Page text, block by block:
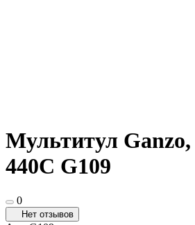
Мультитул Ganzo,
440С G109
0
Нет отзывов